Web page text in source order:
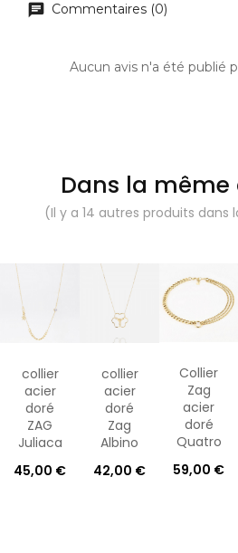
Commentaires (0)
Aucun avis n'a été publié
Dans la
(Il y a 14 autres produits
collier
acier
doré
ZAG
Juliaca
45,00 €
collier
acier
doré
Zag
Albino
42,00 €
Collier
Zag
acier
doré
Quatro
59,00 €